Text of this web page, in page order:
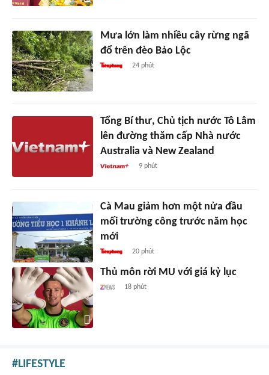
Mưa lớn làm nhiều cây rừng ngã
đổ trên đèo Bảo Lộc
24 phút
Tổng Bí thư, Chủ tịch nước Tô Lâm
lên đường thăm cấp Nhà nước
Australia và New Zealand
9 phút
Cà Mau giảm hơn một nửa đầu
mối trường công trước năm học
mới
20 phút
Thủ môn rời MU với giá kỷ lục
18 phút
LIFESTYLE